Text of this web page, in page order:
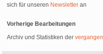
sich für unseren Newsletter an
Vorherige Bearbeitungen
Archiv und Statistiken der